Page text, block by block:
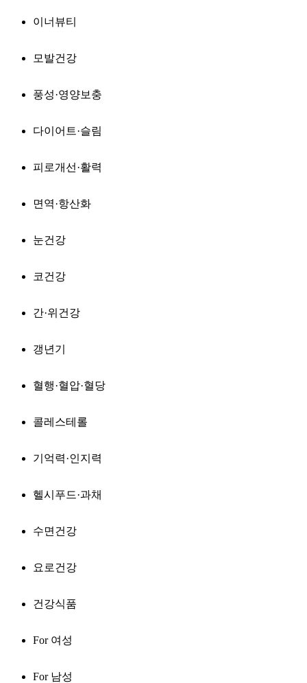
이너뷰티
모발건강
풍성·영양보충
다이어트·슬림
피로개선·활력
면역·항산화
눈건강
코건강
간·위건강
갱년기
혈행·혈압·혈당
콜레스테롤
기억력·인지력
헬시푸드·과채
수면건강
요로건강
건강식품
For 여성
For 남성